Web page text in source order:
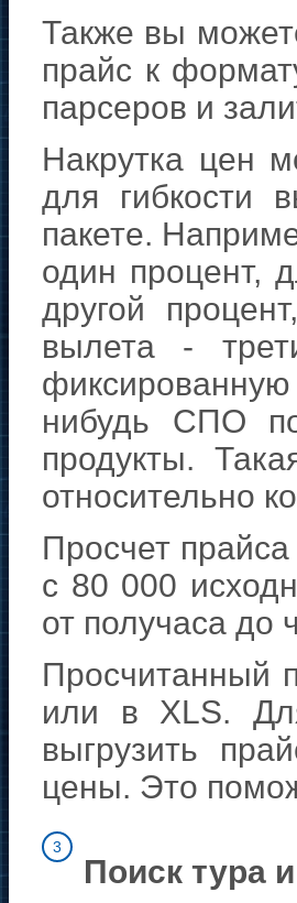
Также вы
прайс к
парсеров и
Накрутка цен
для гибкости
пакете.
один процент,
другой
вылета -
нибудь СПО
продукты.
относительно
Просчет
с 80 000
от получаса до
Просчитанный
или в XLS.
выгрузить
цены. Это
3
Поиск тура